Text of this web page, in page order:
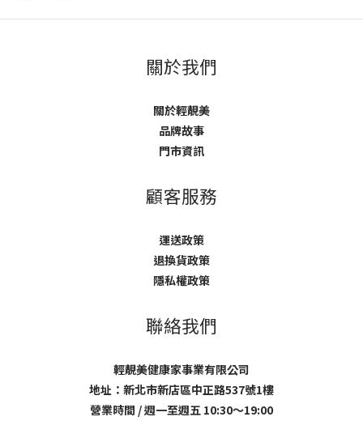
關於我們
關於輕靚美
品牌故事
門市資訊
顧客服務
運送政策
退換貨政策
隱私權政策
聯絡我們
輕靚美健康家事業有限公司
地址：新北市新店區中正路537號1樓
營業時間 / 週一至週五 10:30～19:00